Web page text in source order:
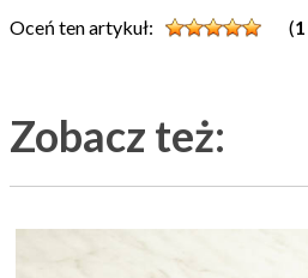
Oceń ten artykuł: (1
Zobacz też: